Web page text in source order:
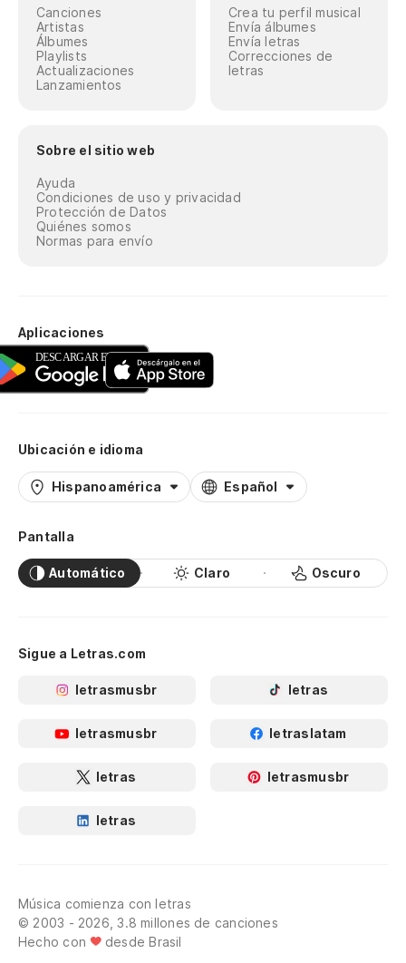
Canciones
Artistas
Álbumes
Playlists
Actualizaciones
Lanzamientos
Crea tu perfil musical
Envía álbumes
Envía letras
Correcciones de
letras
Sobre el sitio web
Ayuda
Condiciones de uso y privacidad
Protección de Datos
Quiénes somos
Normas para envío
Aplicaciones
Ubicación e idioma
Hispanoamérica Español
Pantalla
Automático Claro Oscuro
Sigue a Letras.com
letrasmusbr letras
letrasmusbr letraslatam
letras letrasmusbr
letras
Música comienza con letras
© 2003 - 2026, 3.8 millones de canciones
Hecho con
desde Brasil